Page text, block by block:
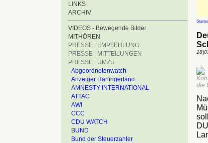
LINKS
ARCHIV
VIDEOS - Bewegende Bilder
MITHÖREN
PRESSE | EMPFEHLUNG
PRESSE | MITTEILUNGEN
PRESSE | UMZU
Abgeordnetenwatch
Anzeiger Harlingerland
AMNESTY INTERNATIONAL
ATTAC
AWI
CCC
CDU WATCH
BUND
Bund der Steuerzahler
die